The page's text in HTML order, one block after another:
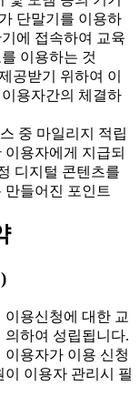
단말기를 이용하
에 접속하여 교육
이용하는 것
공받기 위하여 이
용자간의 체결하
중 마일리지 적립
용자에게 지급되
디지털 콘텐츠를
만들어진 포인트
용신청에 대한 교
의하여 성립됩니다.
용자가 이용 신청
이용자 관리시 필